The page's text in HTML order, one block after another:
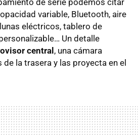
de serie podemos citar
variable, Bluetooth, aire
eléctricos, tablero de
Un detalle
central , una cámara
la trasera y las proyecta en el